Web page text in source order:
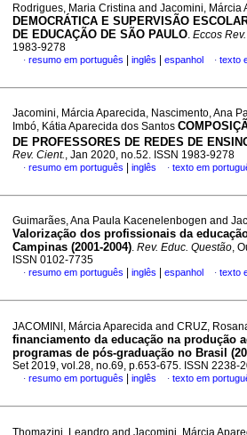
Rodrigues, Maria Cristina and Jacomini, Márcia
DEMOCRÁTICA E SUPERVISÃO
DE EDUCAÇÃO DE SÃO PAULO. Eccos
1983-9278
· resumo em português inglês espanhol · texto
Jacomini, Márcia Aparecida, Nascimento, Ana
Imbó, Kátia Aparecida dos Santos
DE PROFESSORES DE REDES DE
Rev. Cient., Jan 2020, no.52. ISSN 1983-9278
· resumo em português inglês · texto em
Guimarães, Ana Paula Kacenelenbogen and
Valorização dos profissionais da
Campinas (2001-2004). Rev. Educ. Questão,
ISSN 0102-7735
· resumo em português inglês espanhol · texto
JACOMINI, Márcia Aparecida and CRUZ,
financiamento da educação na produção
programas de pós-graduação no Brasil
Set 2019, vol.28, no.69, p.653-675. ISSN 2238-
· resumo em português inglês · texto em
Thomazini, Leandro and Jacomini, Márcia